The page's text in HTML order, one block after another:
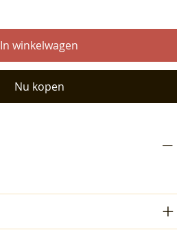
In winkelwagen
Nu kopen